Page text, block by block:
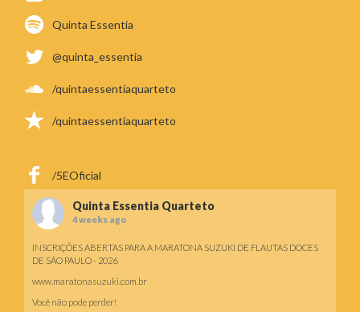
Quinta Essentia
@quinta_essentia
/quintaessentiaquarteto
/quintaessentiaquarteto
/5EOficial
Quinta Essentia Quarteto
4 weeks ago
INSCRIÇÕES ABERTAS PARA A MARATONA SUZUKI DE FLAUTAS DOCES
DE SÃO PAULO - 2026
www.maratonasuzuki.com.br
Você não pode perder!